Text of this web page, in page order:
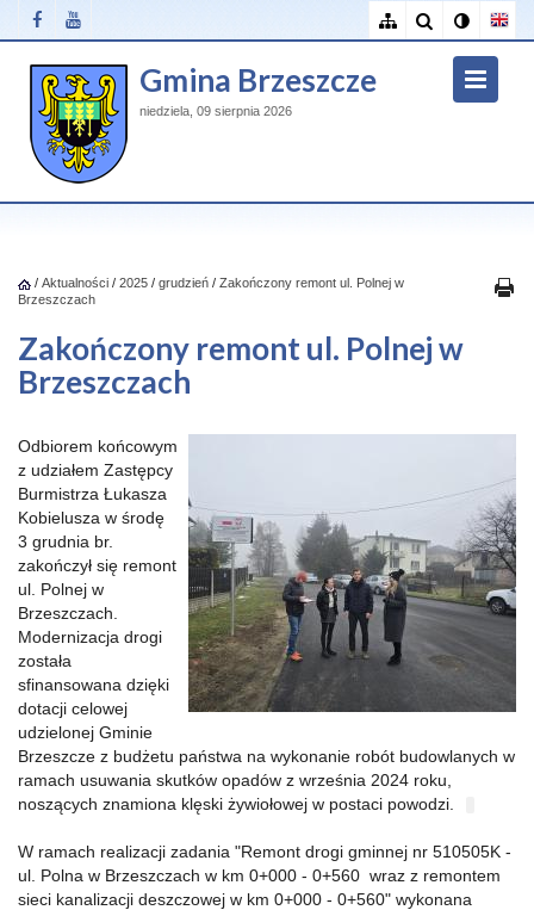
Gmina Brzeszcze
niedziela, 09 sierpnia 2026
/ Aktualności / 2025 / grudzień / Zakończony remont ul. Polnej w
Brzeszczach
Zakończony remont ul. Polnej w
Brzeszczach
Odbiorem końcowym
z udziałem Zastępcy
Burmistrza Łukasza
Kobielusza w środę
3 grudnia br.
zakończył się remont
ul. Polnej w
Brzeszczach.
Modernizacja drogi
została
sfinansowana dzięki
dotacji celowej
udzielonej Gminie
Brzeszcze z budżetu państwa na wykonanie robót budowlanych w
ramach usuwania skutków opadów z września 2024 roku,
noszących znamiona klęski żywiołowej w postaci powodzi.
W ramach realizacji zadania "Remont drogi gminnej nr 510505K -
ul. Polna w Brzeszczach w km 0+000 - 0+560 wraz z remontem
sieci kanalizacji deszczowej w km 0+000 - 0+560" wykonana